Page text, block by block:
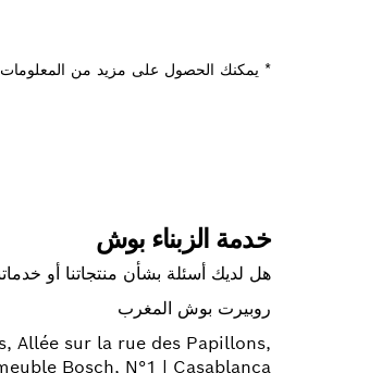
* يمكنك الحصول على مزيد من المعلومات
خدمة الزبناء بوش
هل لديك أسئلة بشأن منتجاتنا أو
روبيرت بوش المغرب
Allée sur la rue des Papillons,
Bosch, N°1 | Casablanca